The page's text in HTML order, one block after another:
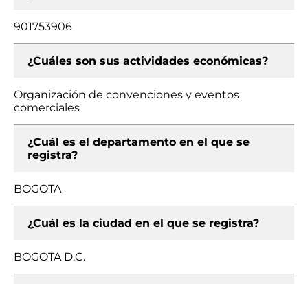
901753906
¿Cuáles son sus actividades económicas?
Organización de convenciones y eventos
comerciales
¿Cuál es el departamento en el que se
registra?
BOGOTA
¿Cuál es la ciudad en el que se registra?
BOGOTA D.C.